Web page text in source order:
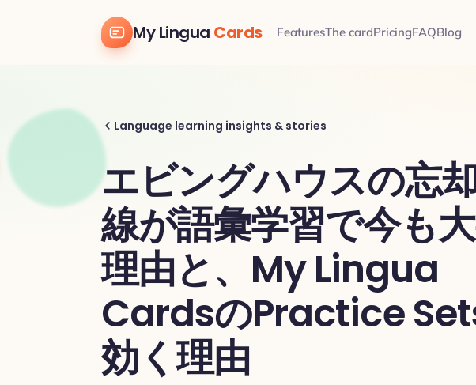
My Lingua Cards FeaturesThe cardPricingFAQBlog
Language learning insights & stories
エビングハウスの忘
線が語彙学習で今も
理由と、My Lingua
CardsのPractice
効く理由